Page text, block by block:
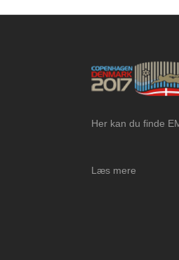
Her kan du finde
Læs mere